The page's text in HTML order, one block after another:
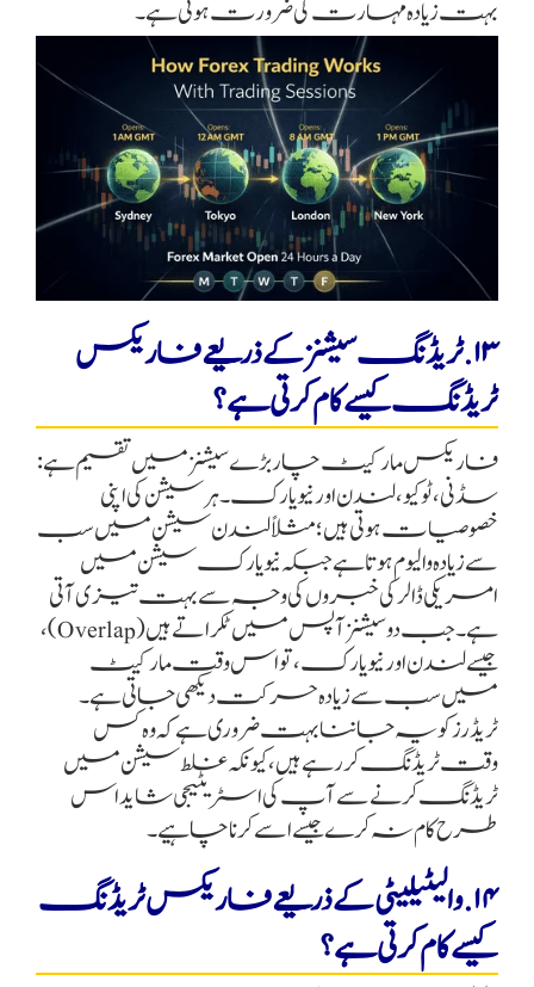
بہت زیادہ مہارت کی ضرورت ہوتی ہے۔
۱۳. ٹریڈنگ سیشنز کے ذریعے فاریکس
ٹریڈنگ کیسے کام کرتی ہے؟
فاریکس مارکیٹ چار بڑے سیشنز میں تقسیم ہے:
سڈنی، ٹوکیو، لندن اور نیویارک۔ ہر سیشن کی اپنی
خصوصیات ہوتی ہیں؛ مثلاً لندن سیشن میں سب
سے زیادہ والیوم ہوتا ہے جبکہ نیویارک سیشن میں
امریکی ڈالر کی خبروں کی وجہ سے بہت تیزی آتی
ہے۔ جب دو سیشنز آپس میں ٹکراتے ہیں (Overlap)،
جیسے لندن اور نیویارک، تو اس وقت مارکیٹ
میں سب سے زیادہ حرکت دیکھی جاتی ہے۔
ٹریڈرز کو یہ جاننا بہت ضروری ہے کہ وہ کس
وقت ٹریڈنگ کر رہے ہیں، کیونکہ غلط سیشن میں
ٹریڈنگ کرنے سے آپ کی اسٹریٹیجی شاید اس
طرح کام نہ کرے جیسے اسے کرنا چاہیے۔
۱۴. والیٹیلیٹی کے ذریعے فاریکس ٹریڈنگ
کیسے کام کرتی ہے؟